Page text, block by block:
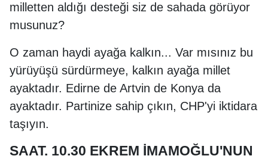
milletten aldığı desteği siz de sahada görüyor
musunuz?
O zaman haydi ayağa kalkın... Var mısınız bu
yürüyüşü sürdürmeye, kalkın ayağa millet
ayaktadır. Edirne de Artvin de Konya da
ayaktadır. Partinize sahip çıkın, CHP'yi iktidara
taşıyın.
SAAT. 10.30 EKREM İMAMOĞLU'NUN